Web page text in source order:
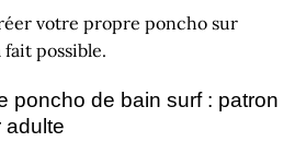
votre propre poncho sur
fait possible.
poncho de bain surf : patron
adulte